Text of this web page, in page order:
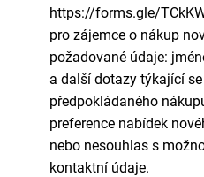
https://forms.gle/
pro zájemce o nákup
požadované údaje:
a další dotazy týkající
předpokládaného
preference nabídek
nebo nesouhlas s
kontaktní údaje.